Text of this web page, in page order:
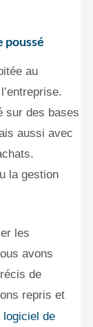
poussé
au
sur des bases
aussi avec
la gestion
les
avons
de
repris et
logiciel de